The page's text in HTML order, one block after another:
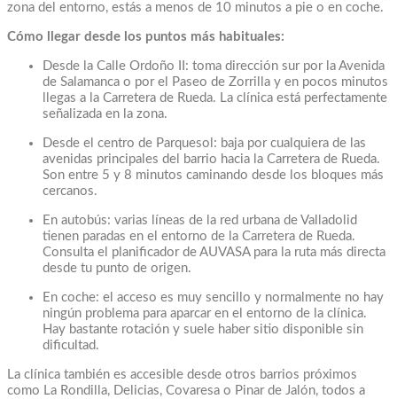
zona del entorno, estás a menos de 10 minutos a pie o en coche.
Cómo llegar desde los puntos más habituales:
Desde la Calle Ordoño II: toma dirección sur por la Avenida
de Salamanca o por el Paseo de Zorrilla y en pocos minutos
llegas a la Carretera de Rueda. La clínica está perfectamente
señalizada en la zona.
Desde el centro de Parquesol: baja por cualquiera de las
avenidas principales del barrio hacia la Carretera de Rueda.
Son entre 5 y 8 minutos caminando desde los bloques más
cercanos.
En autobús: varias líneas de la red urbana de Valladolid
tienen paradas en el entorno de la Carretera de Rueda.
Consulta el planificador de AUVASA para la ruta más directa
desde tu punto de origen.
En coche: el acceso es muy sencillo y normalmente no hay
ningún problema para aparcar en el entorno de la clínica.
Hay bastante rotación y suele haber sitio disponible sin
dificultad.
La clínica también es accesible desde otros barrios próximos
como La Rondilla, Delicias, Covaresa o Pinar de Jalón, todos a